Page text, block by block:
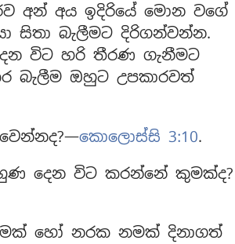
අන් අය ඉදිරියේ මොන වගේ
සිතා බැලීමට දිරිගන්වන්න.
විට හරි තීරණ ගැනීමට
බැලීම ඔහුට උපකාරවත්
කොලොස්සි 3:10.
දෙන විට කරන්නේ කුමක්ද?
හෝ නරක නමක් දිනාගත්